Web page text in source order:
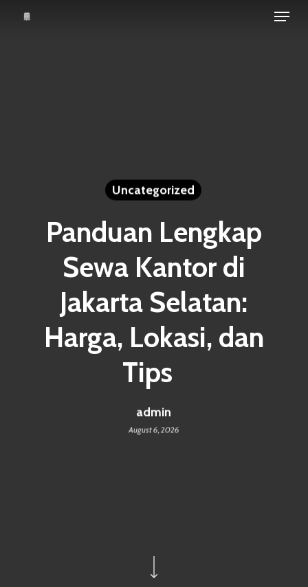
Menu
Uncategorized
Panduan Lengkap
Sewa Kantor di
Jakarta Selatan:
Harga, Lokasi, dan
Tips
admin
August 6, 2026